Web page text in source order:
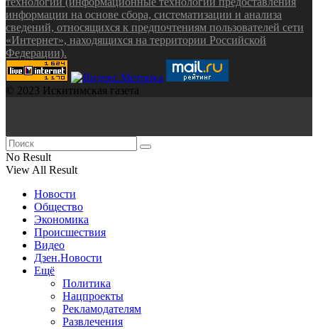
информации на основе сбора, систематизации и анализа
сведений, относящихся к предпочтениям пользователей сети
«Интернет», находящихся на территории Российской
Федерации).
© 2023 Искитимская газета
No Result
View All Result
Новости
Общество
Экономика
Происшествия
Видео
Дзен.Новости
Ещё
Политика
Нацпроекты
Рекламодателям
Развлечения